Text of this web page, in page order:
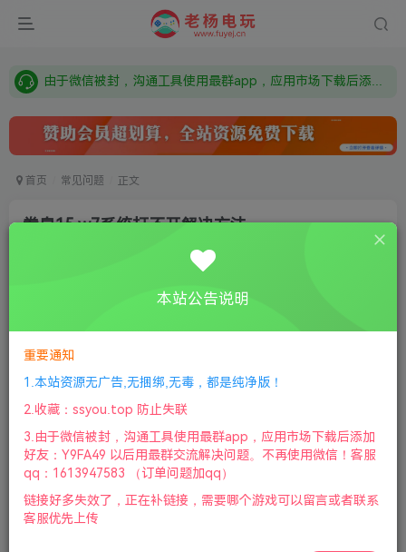
需要什么游戏请联系客服，若链接失效请联系客服，百度网盘边上的激活码也是解压密码
由于微信被封，沟通工具使用最群app，应用市场下载后添加好友：Y9FA49 以后用最群交流解决问题。不再使用微信！
首页 常见问题 正文
拳皇15 w7系统打不开解决方法
①下载安装教程 ②下载安装视频教程 ③ 游戏运行
最低配置:
需要 64 位处理器和操作系统
操作系统:Windows 7
处理器:Intel Core i5
本站公告说明
重要通知
1.本站资源无广告,无捆绑,无毒，都是纯净版！
2.收藏：ssyou.top 防止失联
3.由于微信被封，沟通工具使用最群app，应用市场下载后添加
好友：Y9FA49 以后用最群交流解决问题。不再使用微信！客服
qq：1613947583 （订单问题加qq）
链接好多失效了，正在补链接，需要哪个游戏可以留言或者联系
客服优先上传